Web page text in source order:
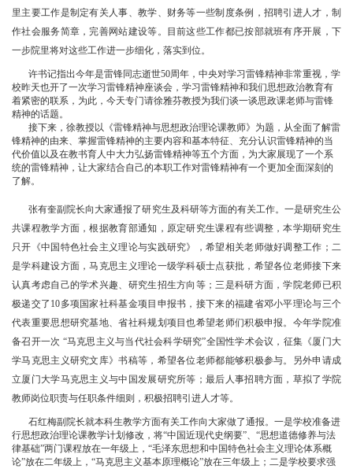
里主要工作是制定有关人事、教学、财务等一些制度条例，招聘引进人才，制
作社会服务简章，完善网站建设等。目前这些工作都已按部就班有序开展，下
一步院里将对这些工作进一步细化，落实到位。
许书记指出今年是雷锋同志逝世50周年，中央对学习雷锋精神非常重视，学
校昨天也开了一次学习雷锋精神座谈会，学习雷锋精神和我们思想政治教育有
着紧密的联系，为此，今天专门请徐雅芬教授为我们谈一谈思政课老师与雷锋
精神的话题。
接下来，徐教授以《雷锋精神与思想政治理论课教师》为题，从全面了解雷
锋精神的由来、掌握雷锋精神的主要内容和基本特征、充分认识雷锋精神的当
代价值以及在教书育人中大力弘扬雷锋精神等五个方面，为大家展现了一个系
统的雷锋精神，让大家结合自己的本职工作对雷锋精神有一个更加全面深刻的
了解。
张有奎副院长向大家通报了研究生及科研等方面的有关工作。一是研究生公
共课程教学方面，根据教育部通知，原定研究生课程有些调整，本学期研究生
只开《中国特色社会主义理论与实践研究》，希望相关老师做好调整工作；二
是学科建设方面，马克思主义理论一级学科硕士点获批，希望各位老师接下来
认真考虑自己的学术兴趣、研究生招生方向等；三是科研方面，学院老师已积
极递交了10多项国家社科基金项目申报书，接下来的福建省邓小平理论与三个
代表重要思想研究基地、省社科规划项目也希望老师们积极申报。今年学院准
备召开一次 “马克思主义与当代社会科学研究”全国性学术会议，征集《厦门大
学马克思主义研究文库》书稿等，希望各位老师都能够积极参与。另外申请成
立厦门大学马克思主义与中国发展研究所等；最后人事招聘方面，草拟了学院
教师岗位职责与任职条件细则，积极招聘引进人才等。
石红梅副院长就本科生教学方面有关工作向大家做了通报。一是学校准备进
行思想政治理论课教学计划修改，将“中国近现代史纲要”、“思想道德修养与法
律基础”两门课程放在一年级上，“毛泽东思想和中国特色社会主义理论体系概
论”放在二年级上，“马克思主义基本原理概论”放在三年级上；二是学校要求强